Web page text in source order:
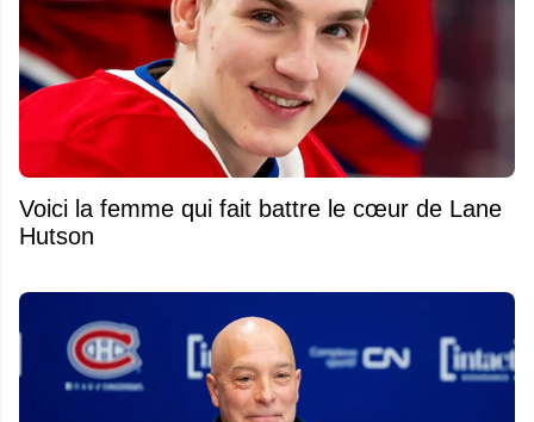
Voici la femme qui fait battre le cœur de Lane
Hutson